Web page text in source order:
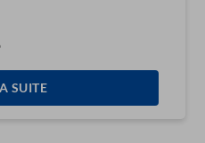
SUITE